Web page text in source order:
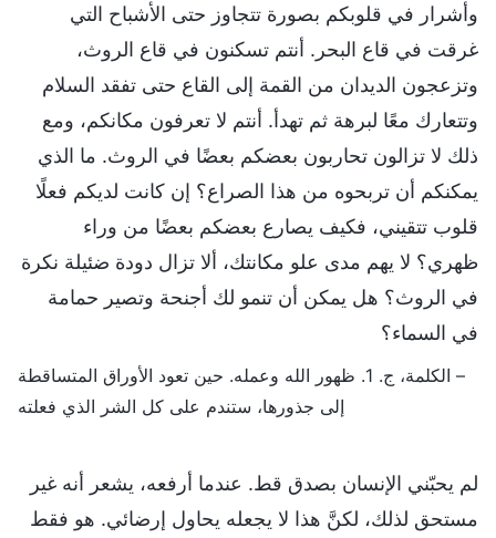
وأشرار في قلوبكم بصورة تتجاوز حتى الأشباح التي
غرقت في قاع البحر. أنتم تسكنون في قاع الروث،
وتزعجون الديدان من القمة إلى القاع حتى تفقد السلام
وتتعارك معًا لبرهة ثم تهدأ. أنتم لا تعرفون مكانكم، ومع
ذلك لا تزالون تحاربون بعضكم بعضًا في الروث. ما الذي
يمكنكم أن تربحوه من هذا الصراع؟ إن كانت لديكم فعلًا
قلوب تتقيني، فكيف يصارع بعضكم بعضًا من وراء
ظهري؟ لا يهم مدى علو مكانتك، ألا تزال دودة ضئيلة نكرة
في الروث؟ هل يمكن أن تنمو لك أجنحة وتصير حمامة
في السماء؟
– الكلمة، ج. 1. ظهور الله وعمله. حين تعود الأوراق المتساقطة
إلى جذورها، ستندم على كل الشر الذي فعلته
لم يحبّني الإنسان بصدق قط. عندما أرفعه، يشعر أنه غير
مستحق لذلك، لكنَّ هذا لا يجعله يحاول إرضائي. هو فقط